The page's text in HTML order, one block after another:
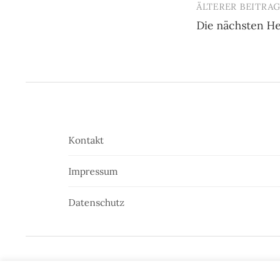
Beitrags-
Navigation
ÄLTERER BEITRAG
Die nächsten
Kontakt
Impressum
Datenschutz